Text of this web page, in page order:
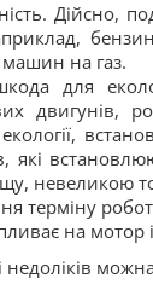
Дійсно,
на газ.
для
двигунів,
які
невеликою
терміну
на мотор
недоліків